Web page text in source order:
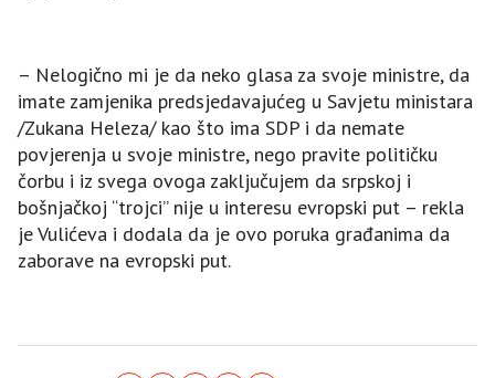
– Nelogično mi je da neko glasa za svoje ministre, da
imate zamjenika predsjedavajućeg u Savjetu ministara
/Zukana Heleza/ kao što ima SDP i da nemate
povjerenja u svoje ministre, nego pravite političku
čorbu i iz svega ovoga zaključujem da srpskoj i
bošnjačkoj “trojci” nije u interesu evropski put – rekla
je Vulićeva i dodala da je ovo poruka građanima da
zaborave na evropski put.